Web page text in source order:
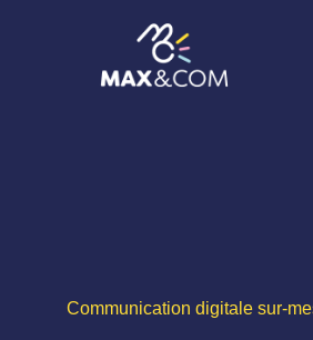
Communication digitale sur-